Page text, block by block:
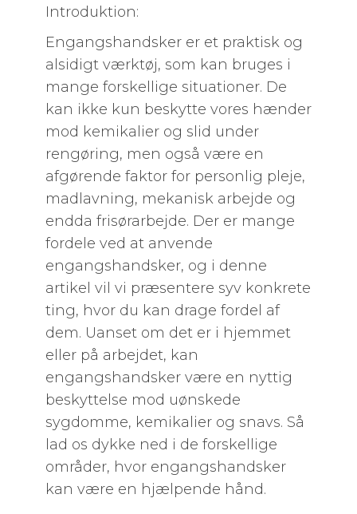
Introduktion:
Engangshandsker er et praktisk og
alsidigt værktøj, som kan bruges i
mange forskellige situationer. De
kan ikke kun beskytte vores hænder
mod kemikalier og slid under
rengøring, men også være en
afgørende faktor for personlig pleje,
madlavning, mekanisk arbejde og
endda frisørarbejde. Der er mange
fordele ved at anvende
engangshandsker, og i denne
artikel vil vi præsentere syv konkrete
ting, hvor du kan drage fordel af
dem. Uanset om det er i hjemmet
eller på arbejdet, kan
engangshandsker være en nyttig
beskyttelse mod uønskede
sygdomme, kemikalier og snavs. Så
lad os dykke ned i de forskellige
områder, hvor engangshandsker
kan være en hjælpende hånd.